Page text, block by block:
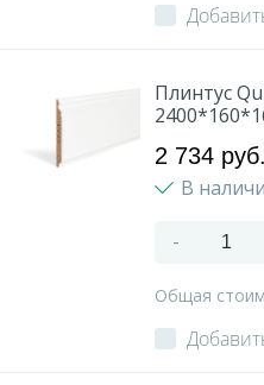
Плинтус
2 734 руб.
В
-
Общая